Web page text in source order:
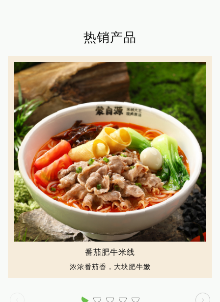
热销产品
番茄肥牛米线
浓浓番茄香，大块肥牛嫩